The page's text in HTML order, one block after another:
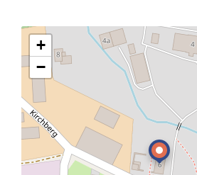
+
−